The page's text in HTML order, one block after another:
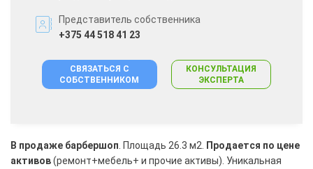
Представитель собственника
+375 44 518 41 23
СВЯЗАТЬСЯ С
СОБСТВЕННИКОМ
КОНСУЛЬТАЦИЯ
ЭКСПЕРТА
В продаже барбершоп . Площадь 26.3 м2. Продается по цене
активов(ремонт+мебель+ и прочие активы). Уникальная